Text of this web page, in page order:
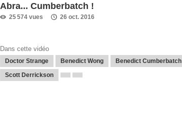
Abra... Cumberbatch !
25 574 vues 26 oct. 2016
Dans cette vidéo
Doctor Strange Benedict Wong Benedict Cumberbatch
Scott Derrickson